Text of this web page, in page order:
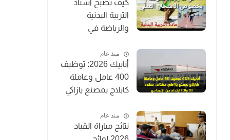
Clientèle)
كيف تصبح أستاذ
التربية البدنية
والرياضة في
منذ عام
أنابيك 2026: توظيف
400 عامل وعاملة
كابلاج بمصنع يازاكي
وCDD ابتداءً من
الإعدادي
منذ عام
نتائج مباراة القياد